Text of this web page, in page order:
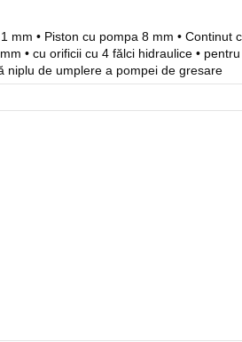
mm • Piston cu pompa 8 mm • Continut
• cu orificii cu 4 fălci hidraulice •
niplu de umplere a pompei de gresare